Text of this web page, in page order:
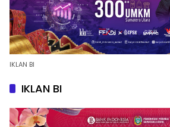
IKLAN BI
IKLAN BI